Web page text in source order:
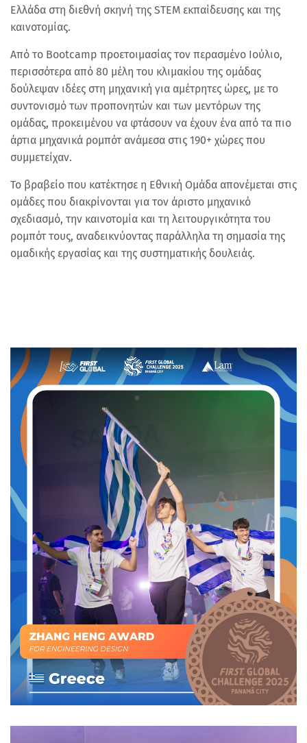
Ελλάδα στη διεθνή σκηνή της STEM εκπαίδευσης και της
καινοτομίας.
Από το Bootcamp προετοιμασίας τον περασμένο Ιούλιο,
περισσότερα από 80 μέλη του κλιμακίου της ομάδας
δούλεψαν ιδέες στη μηχανική για αμέτρητες ώρες, με το
συντονισμό των προπονητών και των μεντόρων της
ομάδας, προκειμένου να φτάσουν να έχουν ένα από τα πιο
άρτια μηχανικά ρομπότ ανάμεσα στις 190+ χώρες που
συμμετείχαν.
Το βραβείο που κατέκτησε η Εθνική Ομάδα απονέμεται στις
ομάδες που διακρίνονται για τον άριστο μηχανικό
σχεδιασμό, την καινοτομία και τη λειτουργικότητα του
ρομπότ τους, αναδεικνύοντας παράλληλα τη σημασία της
ομαδικής εργασίας και της συστηματικής δουλειάς.